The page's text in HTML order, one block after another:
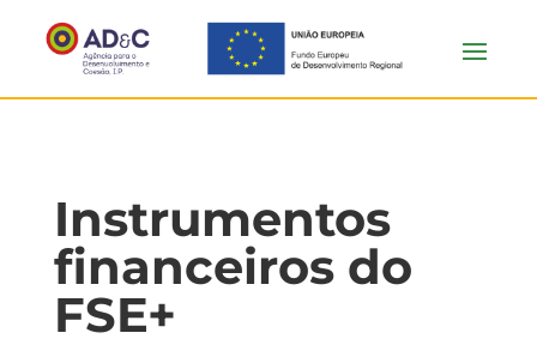
Instrumentos
financeiros do
FSE+